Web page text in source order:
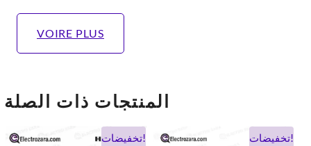
VOIRE PLUS
المنتجات ذات الصلة
تخفيضات!
السعر
السعر
تخفيضات!
السعر السعر